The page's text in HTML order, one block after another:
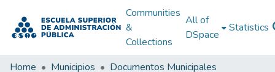
Communities
&
Collections
All of
DSpace
Statistics
Home Municipios
Documentos Municipales